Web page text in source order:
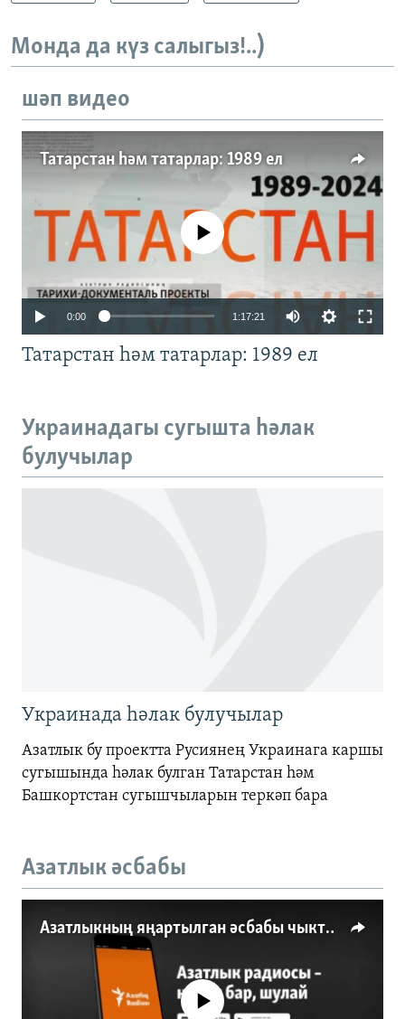
Монда да күз салыгыз!..)
шәп видео
Татарстан һәм татарлар: 1989 ел
No media source currently available
0:00 1:17:21
720p
Татарстан һәм татарлар: 1989 ел
Украинадагы сугышта һәлак
булучылар
Украинада һәлак булучылар
Азатлык бу проектта Русиянең Украинага каршы
сугышында һәлак булган Татарстан һәм
Башкортстан сугышчыларын теркәп бара
Азатлык әсбабы
Азатлыкның яңартылган әсбабы чыкты
No media source currently available